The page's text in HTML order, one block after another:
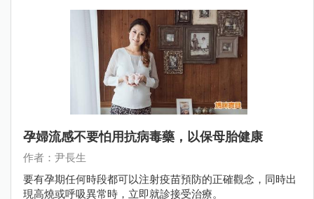
孕婦流感不要怕用抗病毒藥，以保母胎健康
作者：尹長生
要有孕期任何時段都可以注射疫苗預防的正確觀念，同時出
現高燒或呼吸異常時，立即就診接受治療。